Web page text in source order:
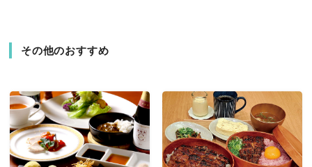
その他のおすすめ